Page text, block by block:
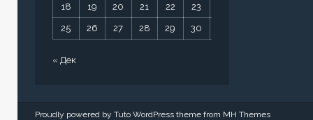
18 19 20 21 22 23
25 26 27 28 29 30
« Дек
Proudly powered by Tuto WordPress theme from MH Themes